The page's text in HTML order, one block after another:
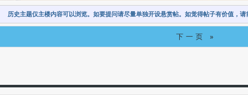
历史主题仅主楼内容可以浏览。如要提问请尽量单独开设悬赏帖。如觉得帖子有价值，请
下一页 »